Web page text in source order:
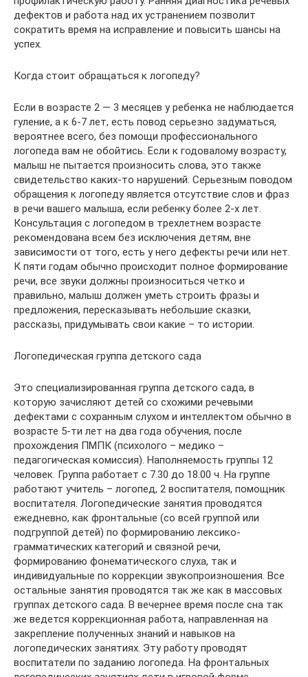
дефектов и работа над их устранением позволит
сократить время на исправление и повысить шансы на
успех.
Когда стоит обращаться к логопеду?
Если в возрасте 2 — 3 месяцев у ребенка не наблюдается
гуление, а к 6-7 лет, есть повод серьезно задуматься,
вероятнее всего, без помощи профессионального
логопеда вам не обойтись. Если к годовалому возрасту,
малыш не пытается произносить слова, это также
свидетельство каких-то нарушений. Серьезным поводом
обращения к логопеду является отсутствие слов и фраз
в речи вашего малыша, если ребенку более 2-х лет.
Консультация с логопедом в трехлетнем возрасте
рекомендована всем без исключения детям, вне
зависимости от того, есть у него дефекты речи или нет.
К пяти годам обычно происходит полное формирование
речи, все звуки должны произноситься четко и
правильно, малыш должен уметь строить фразы и
предложения, пересказывать небольшие сказки,
рассказы, придумывать свои какие – то истории.
Логопедическая группа детского сада
Это специализированная группа детского сада, в
которую зачисляют детей со схожими речевыми
дефектами с сохранным слухом и интеллектом обычно в
возрасте 5-ти лет на два года обучения, после
прохождения ПМПК (психолого – медико –
педагогическая комиссия). Наполняемость группы 12
человек. Группа работает с 7.30 до 18.00 ч. На группе
работают учитель – логопед, 2 воспитателя, помощник
воспитателя. Логопедические занятия проводятся
ежедневно, как фронтальные (со всей группой или
подгруппой детей) по формированию лексико-
грамматических категорий и связной речи,
формированию фонематического слуха, так и
индивидуальные по коррекции звукопроизношения. Все
остальные занятия проводятся так же как в массовых
группах детского сада. В вечернее время после сна так
же ведется коррекционная работа, направленная на
закрепление полученных знаний и навыков на
логопедических занятиях. Эту работу проводят
воспитатели по заданию логопеда. На фронтальных